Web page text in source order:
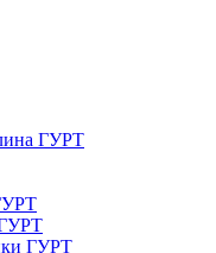
ГУРТ
ГУРТ
ГУРТ